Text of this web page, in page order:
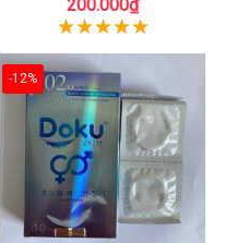
200.000₫
-12%